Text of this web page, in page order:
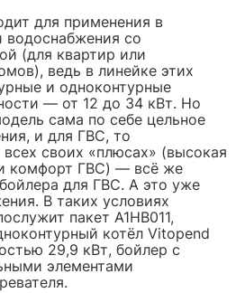
для применения в
водоснабжения со
(для квартир или
ведь в линейке этих
и одноконтурные
— от 12 до 34 кВт. Но
сама по себе цельное
и для ГВС, то
своих «плюсах» (высокая
комфорт ГВС) — всё же
для ГВС. А это уже
В таких условиях
пакет A1HB011,
котёл Vitopend
29,9 кВт, бойлер с
элементами